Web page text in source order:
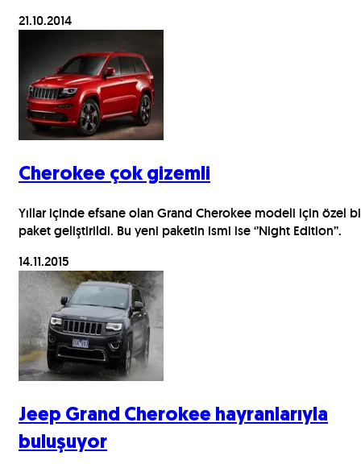
21.10.2014
Cherokee çok gizemli
Yıllar içinde efsane olan Grand Cherokee modeli için özel
paket geliştirildi. Bu yeni paketin ismi ise ‘’Night Edition’’.
14.11.2015
Jeep Grand Cherokee hayranlarıyla
buluşuyor